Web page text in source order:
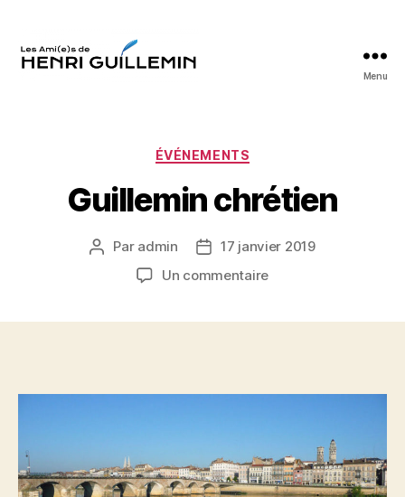
Menu
Catégories
ÉVÉNEMENTS
Guillemin chrétien
Auteur
l’article
Par admin
Date17 janvier 2019
Un commentairesur